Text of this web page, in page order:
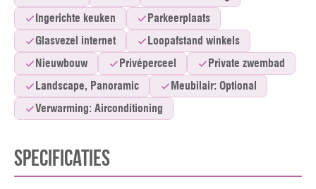
Ingerichte keuken
Parkeerplaats
Glasvezel internet
Loopafstand winkels
Nieuwbouw
Privéperceel
Private zwembad
Landscape, Panoramic
Meubilair: Optional
Verwarming: Airconditioning
Specificaties